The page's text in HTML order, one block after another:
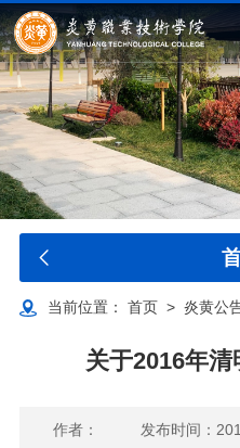
当前位置： 首页> 炎黄公
关于2016年
作者： 发布时间：